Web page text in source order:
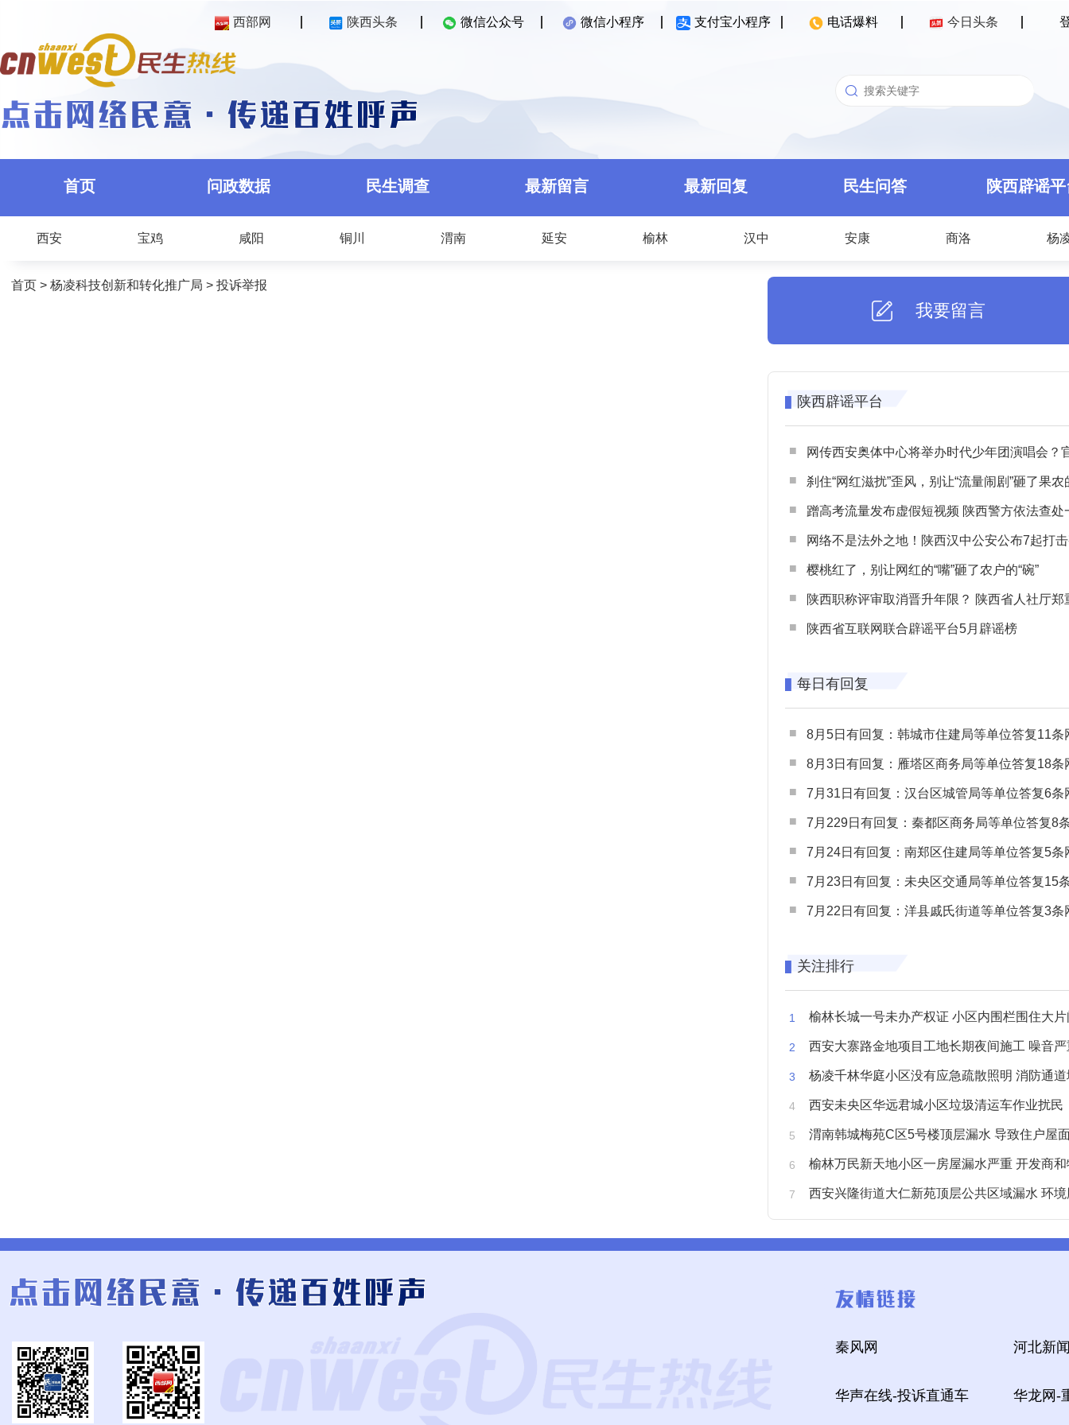
西部网 陕西头条 微信公众号 微信小程序 支付宝小程序 电话爆料 今日头条
首页 问政数据 民生调查 最新留言 最新回复 民生问答 陕西辟谣
西安 宝鸡 咸阳 铜川 渭南 延安 榆林 汉中 安康 商洛 杨
首页 > 杨凌科技创新和转化推广局 > 投诉举报
我要留言
陕西辟谣平台
网传西安奥体中心将举办时代少年团演唱会？官方回应：纯
刹住“网红滋扰”歪风，别让“流量闹剧”砸了果农
蹭高考流量发布虚假短视频 陕西警方依法查处一起涉高考网络
网络不是法外之地！陕西汉中公安公布7起打击整治网谣网暴典型
樱桃红了，别让网红的“嘴”砸了农户的“碗”
陕西职称评审取消晋升年限？ 陕西省人社厅郑重声明 谨防职称评审不实言
陕西省互联网联合辟谣平台5月辟谣榜
每日有回复
8月5日有回复：韩城市住建局等单位答复11条网民
8月3日有回复：雁塔区商务局等单位答复18条网民
7月31日有回复：汉台区城管局等单位答复6条网民
7月229日有回复：秦都区商务局等单位答复8条网民
7月24日有回复：南郑区住建局等单位答复5条网民
7月23日有回复：未央区交通局等单位答复15条网民
7月22日有回复：洋县戚氏街道等单位答复3条网民
关注排行
榆林长城一号未办产权证 小区内围栏围住大片闲置
西安大寨路金地项目工地长期夜间施工 噪音严重
杨凌千林华庭小区没有应急疏散照明 消防通
西安未央区华远君城小区垃圾清运车作业扰民
渭南韩城梅苑C区5号楼顶层漏水 导致住户屋面被
榆林万民新天地小区一房屋漏水严重 开发商和物业不予
西安兴隆街道大仁新苑顶层公共区域漏水 环
秦风网 河北新
华声在线-投诉直通车 华龙网-